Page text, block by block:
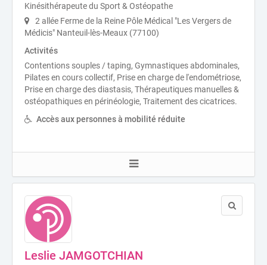
Kinésithérapeute du Sport & Ostéopathe
2 allée Ferme de la Reine Pôle Médical "Les Vergers de
Médicis" Nanteuil-lès-Meaux (77100)
Activités
Contentions souples / taping, Gymnastiques abdominales,
Pilates en cours collectif, Prise en charge de l'endométriose,
Prise en charge des diastasis, Thérapeutiques manuelles &
ostéopathiques en périnéologie, Traitement des cicatrices.
Accès aux personnes à mobilité réduite
Leslie JAMGOTCHIAN